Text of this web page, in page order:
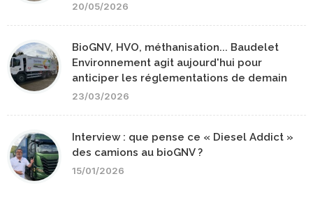
20/05/2026
BioGNV, HVO, méthanisation... Baudelet
Environnement agit aujourd'hui pour
anticiper les réglementations de demain
23/03/2026
Interview : que pense ce « Diesel Addict »
des camions au bioGNV ?
15/01/2026